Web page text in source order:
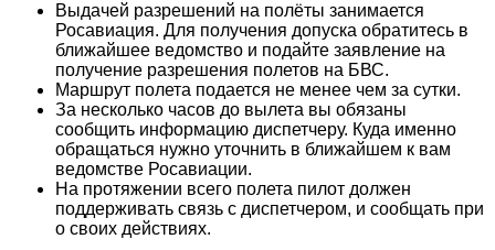
Выдачей разрешений на полёты занимается
Росавиация. Для получения допуска обратитесь в
ближайшее ведомство и подайте заявление на
получение разрешения полетов на БВС.
Маршрут полета подается не менее чем за сутки.
За несколько часов до вылета вы обязаны
сообщить информацию диспетчеру. Куда именно
обращаться нужно уточнить в ближайшем к вам
ведомстве Росавиации.
На протяжении всего полета пилот должен
поддерживать связь с диспетчером, и сообщать при
о своих действиях.